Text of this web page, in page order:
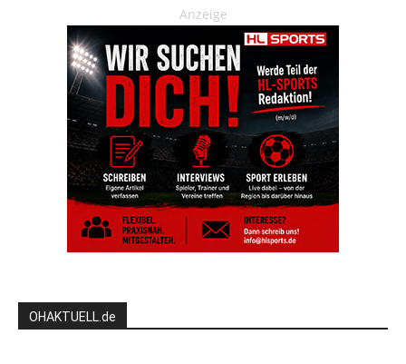
Anzeige
OHAKTUELL.de